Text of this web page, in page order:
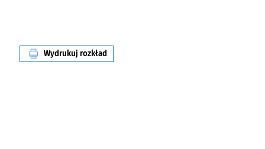
Wydrukuj rozkład
linii nr 241